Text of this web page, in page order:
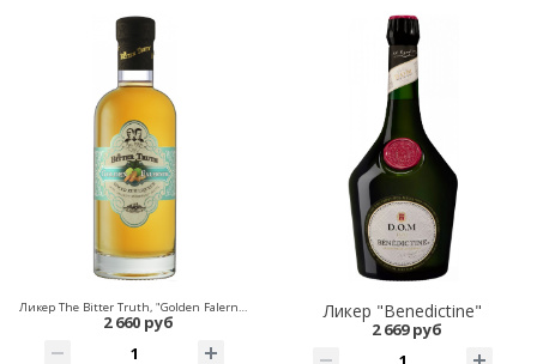
Ликер The Bitter Truth, "Golden Falernum"
2 660 руб Ликер "Benedictine"
2 669 руб